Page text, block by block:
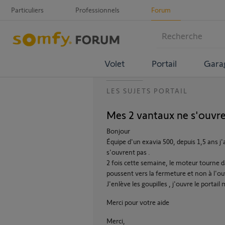
Particuliers Professionnels Forum
Volet Portail
LES SUJETS PORTAIL
Mes 2 vantaux ne
Bonjour
Équipe d'un exavia 500, depuis 1,5 ans
s'ouvrent pas .
2 fois cette semaine, le moteur tourne
poussent vers la fermeture et non à
J'enlève les goupilles , j'ouvre le
Merci pour votre aide
Merci,